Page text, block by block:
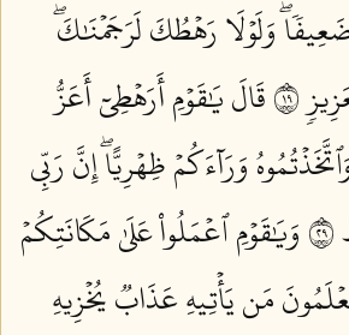
ضَعِيفٗاۖ وَلَوۡلَا رَهۡطُكَ لَرَجَمۡنَٰكَۖ
٩١
قَالَ يَٰقَوۡمِ أَرَهۡطِيٓ أَعَزُّ
وَرَآءَكُمۡ ظِهۡرِيًّاۖ إِنَّ رَبِّي
وَيَٰقَوۡمِ ٱعۡمَلُواْ عَلَىٰ مَكَانَتِكُمۡ
مَن يَأۡتِيهِ عَذَابٞ يُخۡزِيهِ